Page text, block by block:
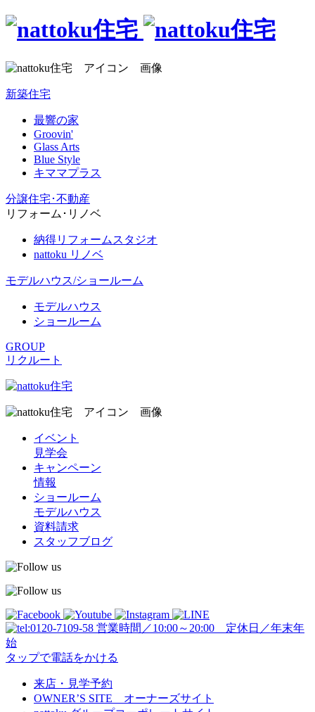
新築住宅
最響の家
Groovin'
Glass Arts
Blue Style
キママプラス
分譲住宅･不動産
リフォーム･リノベ
納得リフォームスタジオ
nattoku リノベ
モデルハウス/ショールーム
モデルハウス
ショールーム
GROUP
リクルート
イベント
見学会
キャンペーン
情報
ショールーム
モデルハウス
資料請求
スタッフブログ
営業時間／10:00～20:00 定休日／年末年
始
タップで電話をかける
来店・見学予約
OWNER’S SITE オーナーズサイト